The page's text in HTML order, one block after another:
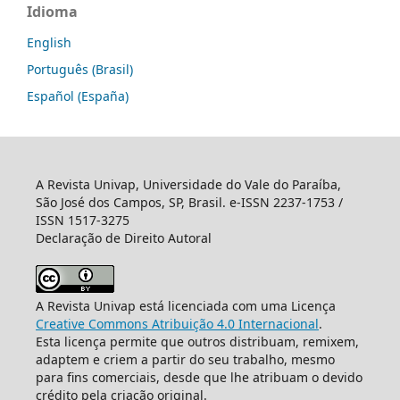
Idioma
English
Português (Brasil)
Español (España)
A Revista Univap, Universidade do Vale do Paraíba,
São José dos Campos, SP, Brasil. e-ISSN 2237-1753 /
ISSN 1517-3275
Declaração de Direito Autoral
A Revista Univap está licenciada com uma Licença
Creative Commons Atribuição 4.0 Internacional.
Esta licença permite que outros distribuam, remixem,
adaptem e criem a partir do seu trabalho, mesmo
para fins comerciais, desde que lhe atribuam o devido
crédito pela criação original.